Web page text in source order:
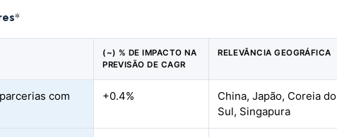
*
(~) % DE IMPACTO NA
PREVISÃO DE CAGR
RELEVÂNCIA GEOGRÁFICA
com
+0.4%
China, Japão, Coreia do
Sul, Singapura